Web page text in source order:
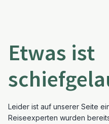
Etwas ist
Leider ist auf unserer Seite
Reiseexperten wurden